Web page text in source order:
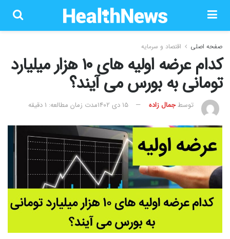
صفحه اصلی اقتصاد و سرمایه
کدام عرضه اولیه های ۱۰ هزار میلیارد
تومانی به بورس می آیند؟
توسطجمال زاده ۱۵ دی ۱۴۰۲ مدت زمان مطالعه: 1 دقیقه